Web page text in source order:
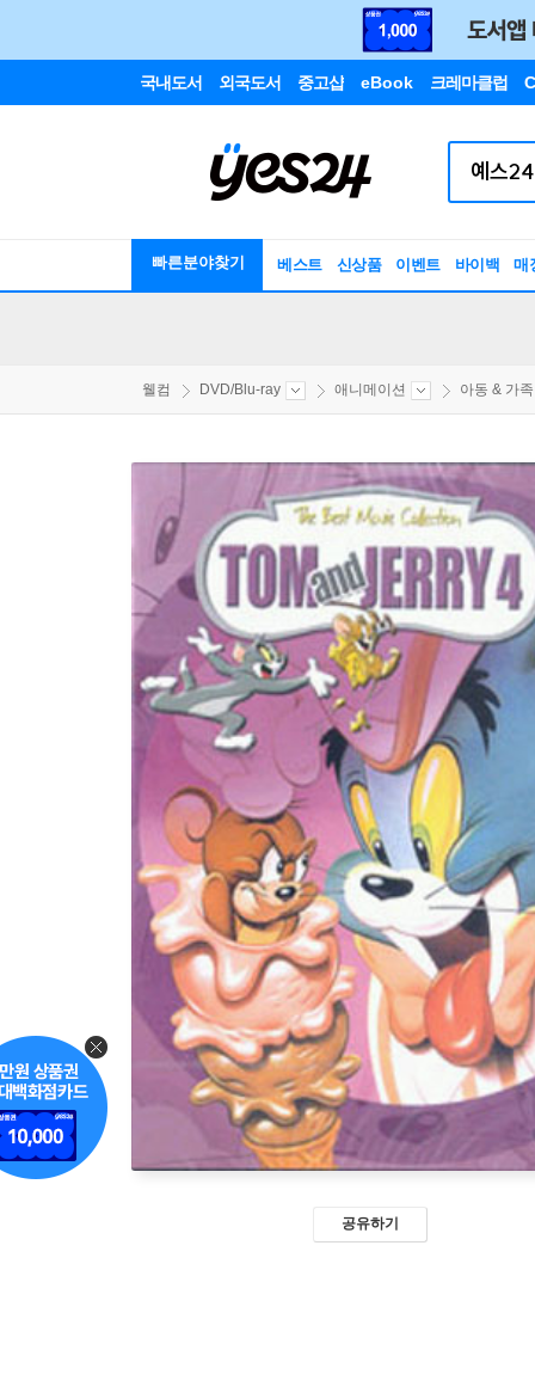
국내도서 외국도서 중고샵 eBook 크레마클럽
빠른분야찾기 베스트 신상품 이벤트 바이백 매
웰컴 DVD/Blu-ray 애니메이션 아동 & 가족
공유하기